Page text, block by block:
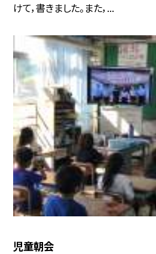
けて，書きました。また，...
児童朝会